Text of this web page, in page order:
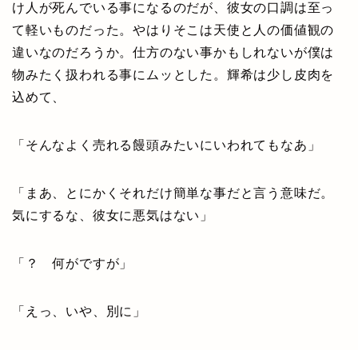
け人が死んでいる事になるのだが、彼女の口調は至っ
て軽いものだった。やはりそこは天使と人の価値観の
違いなのだろうか。仕方のない事かもしれないが僕は
物みたく扱われる事にムッとした。輝希は少し皮肉を
込めて、
「そんなよく売れる饅頭みたいにいわれてもなあ」
「まあ、とにかくそれだけ簡単な事だと言う意味だ。
気にするな、彼女に悪気はない」
「？ 何がですが」
「えっ、いや、別に」